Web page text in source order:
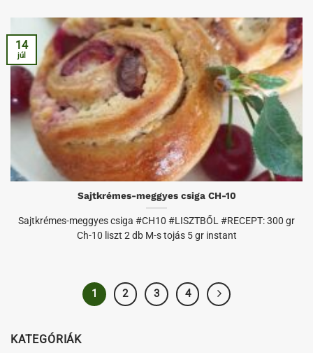
Sajtkrémes-meggyes csiga CH-10
Sajtkrémes-meggyes csiga #CH10 #LISZTBŐL #RECEPT: 300 gr
Ch-10 liszt 2 db M-s tojás 5 gr instant
14
júl
1 2 3 4
KATEGÓRIÁK